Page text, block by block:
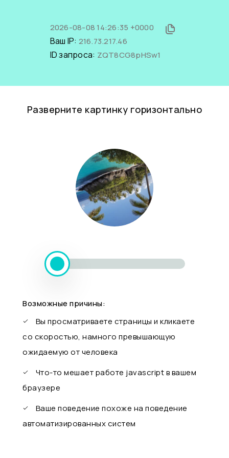
2026-08-08 14:26:35 +0000
Ваш IP: 216.73.217.46
ID запроса: ZQT8CG8pHSw1
Разверните картинку горизонтально
Возможные причины:
Вы просматриваете страницы и кликаете
со скоростью, намного превышающую
ожидаемую от человека
Что-то мешает работе javascript в вашем
браузере
Ваше поведение похоже на поведение
автоматизированных систем